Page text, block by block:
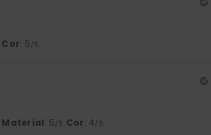
Cor: 5/5
Material: 5/5 Cor: 4/5